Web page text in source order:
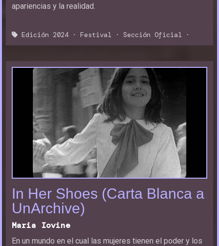
apariencias y la realidad.
Edición 2024 · Festival · Sección Oficial ·
In Her Shoes (Carta Blanca a
UnArchive)
Maria Iovine
En un mundo en el cual las mujeres tienen el poder y los